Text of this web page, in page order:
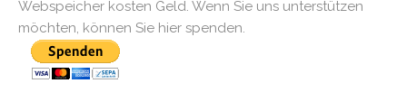
Webspeicher kosten Geld. Wenn Sie uns unterstützen
möchten, können Sie hier spenden.